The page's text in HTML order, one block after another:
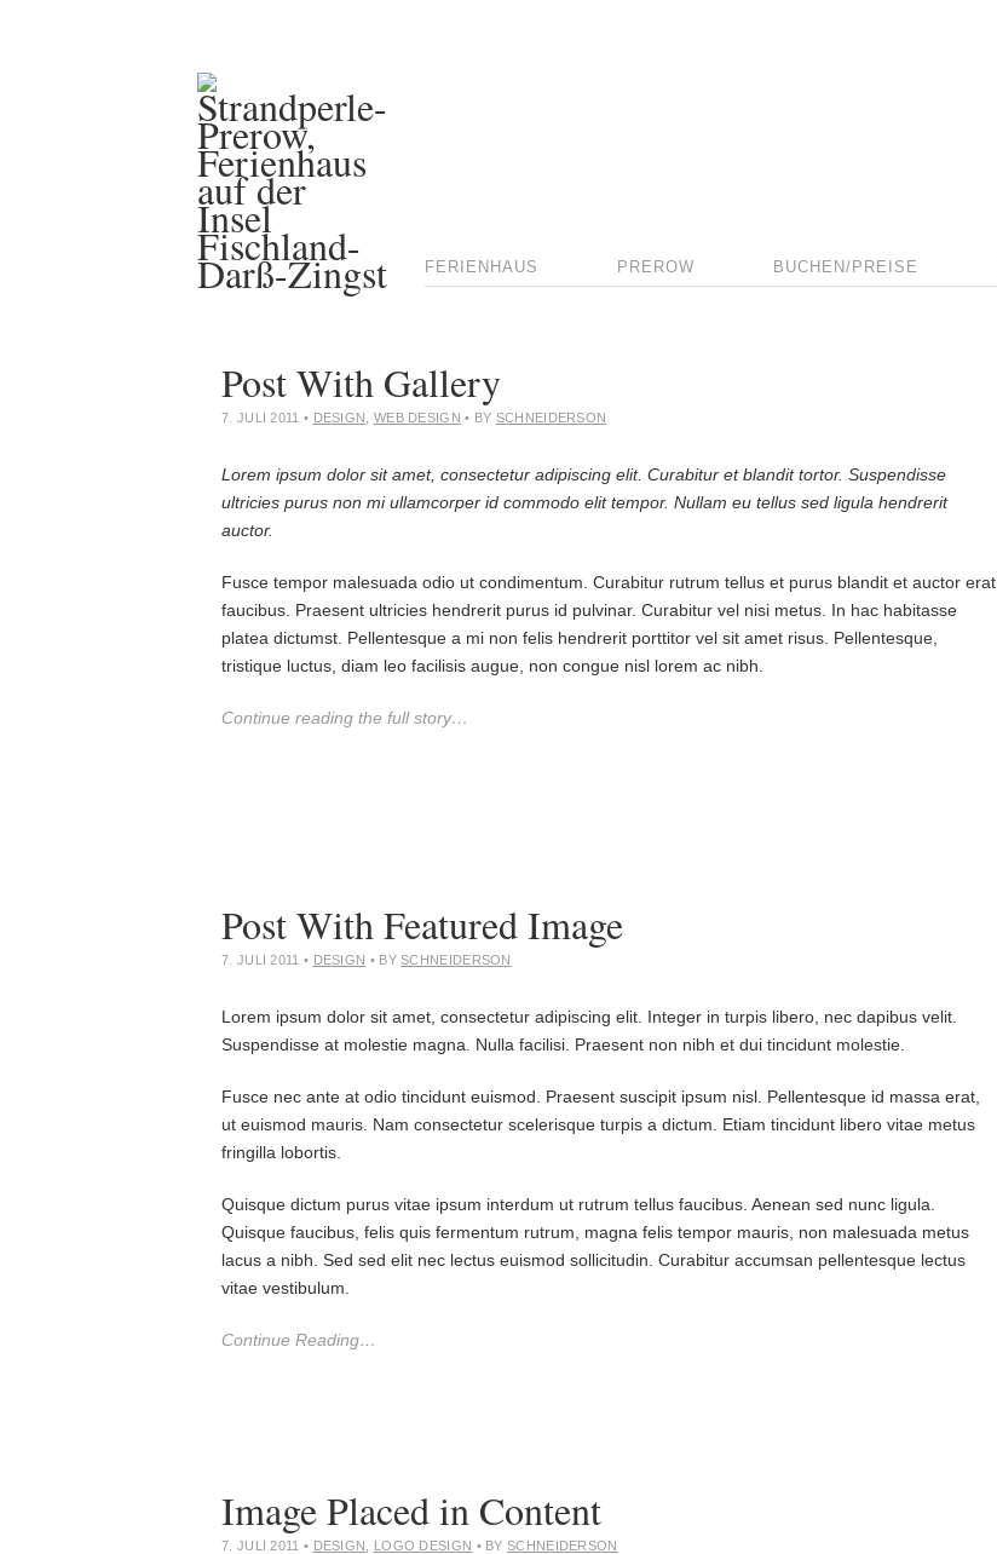
FERIENHAUS PREROW BUCHEN/PREISE
Post With Gallery
7. JULI 2011 • DESIGN WEB DESIGN • BY SCHNEIDERSON
Lorem ipsum dolor sit amet, consectetur adipiscing elit. Curabitur et blandit tortor. Suspendisse
ultricies purus non mi ullamcorper id commodo elit tempor. Nullam eu tellus sed ligula hendrerit
auctor.
Fusce tempor malesuada odio ut condimentum. Curabitur rutrum tellus et purus blandit et auctor erat
faucibus. Praesent ultricies hendrerit purus id pulvinar. Curabitur vel nisi metus. In hac habitasse
platea dictumst. Pellentesque a mi non felis hendrerit porttitor vel sit amet risus. Pellentesque,
tristique luctus, diam leo facilisis augue, non congue nisl lorem ac nibh.
Continue reading the full story…
Post With Featured Image
7. JULI 2011 • DESIGN • BYSCHNEIDERSON
Lorem ipsum dolor sit amet, consectetur adipiscing elit. Integer in turpis libero, nec dapibus velit.
Suspendisse at molestie magna. Nulla facilisi. Praesent non nibh et dui tincidunt molestie.
Fusce nec ante at odio tincidunt euismod. Praesent suscipit ipsum nisl. Pellentesque id massa erat,
ut euismod mauris. Nam consectetur scelerisque turpis a dictum. Etiam tincidunt libero vitae metus
fringilla lobortis.
Quisque dictum purus vitae ipsum interdum ut rutrum tellus faucibus. Aenean sed nunc ligula.
Quisque faucibus, felis quis fermentum rutrum, magna felis tempor mauris, non malesuada metus
lacus a nibh. Sed sed elit nec lectus euismod sollicitudin. Curabitur accumsan pellentesque lectus
vitae vestibulum.
Continue Reading…
Image Placed in Content
7. JULI 2011 • DESIGN LOGO DESIGN • BYSCHNEIDERSON